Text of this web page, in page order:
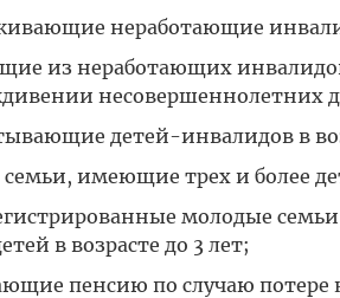
неработающие
из неработающих
несовершеннолетних
детей-инвалидов в
имеющие трех и более
молодые
в возрасте до 3 лет;
пенсию по случаю потере